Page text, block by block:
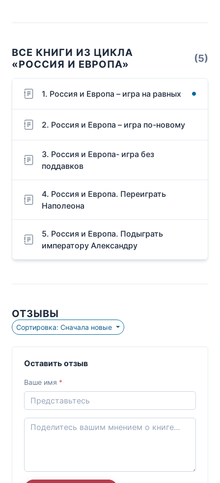
ВСЕ КНИГИ ИЗ ЦИКЛА
«РОССИЯ И ЕВРОПА»
(5)
1. Россия и Европа – игра на равных
2. Россия и Европа – игра по-новому
3. Россия и Европа- игра без
поддавков
4. Россия и Европа. Переиграть
Наполеона
5. Россия и Европа. Подыграть
императору Александру
ОТЗЫВЫ
Сортировка: Сначала новые
Оставить отзыв
Ваше имя *